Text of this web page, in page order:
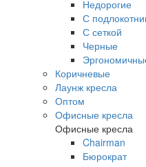
Недорогие
С
С сеткой
Черные
Коричневые
Лаунж кресла
Оптом
Офисные кресла
Офисные кресла
Chairman
Бюрократ